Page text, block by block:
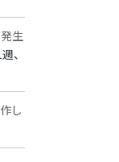
生
、
し